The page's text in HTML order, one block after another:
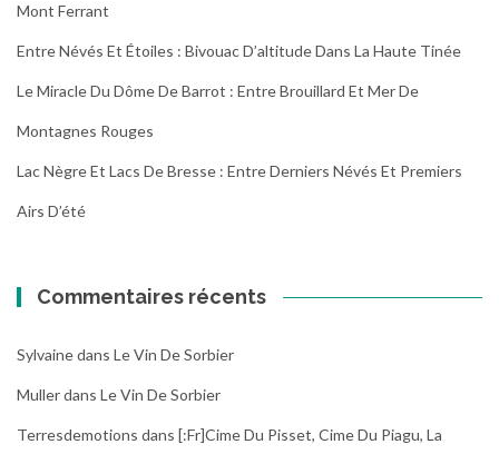
Mont Ferrant
Entre Névés Et Étoiles : Bivouac D’altitude Dans La Haute Tinée
Le Miracle Du Dôme De Barrot : Entre Brouillard Et Mer De
Montagnes Rouges
Lac Nègre Et Lacs De Bresse : Entre Derniers Névés Et Premiers
Airs D’été
Commentaires récents
Sylvainedans Le Vin De Sorbier
Mullerdans Le Vin De Sorbier
Terresdemotions dans [:fr]Cime Du Pisset, Cime Du Piagu, La